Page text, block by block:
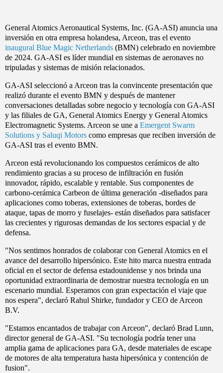
General Atomics Aeronautical Systems, Inc. (GA-ASI) anuncia una
inversión en otra empresa holandesa, Arceon, tras el evento
inaugural Blue Magic Netherlands (BMN) celebrado en noviembre
de 2024. GA-ASI es líder mundial en sistemas de aeronaves no
tripuladas y sistemas de misión relacionados.
GA-ASI seleccionó a Arceon tras la convincente presentación que
realizó durante el evento BMN y después de mantener
conversaciones detalladas sobre negocio y tecnología con GA-ASI
y las filiales de GA, General Atomics Energy y General Atomics
Electromagnetic Systems. Arceon se une a Emergent Swarm
Solutions y Saluqi Motors como empresas que reciben inversión de
GA-ASI tras el evento BMN.
Arceon está revolucionando los compuestos cerámicos de alto
rendimiento gracias a su proceso de infiltración en fusión
innovador, rápido, escalable y rentable. Sus componentes de
carbono-cerámica Carbeon de última generación -diseñados para
aplicaciones como toberas, extensiones de toberas, bordes de
ataque, tapas de morro y fuselajes- están diseñados para satisfacer
las crecientes y rigurosas demandas de los sectores espacial y de
defensa.
"Nos sentimos honrados de colaborar con General Atomics en el
avance del desarrollo hipersónico. Este hito marca nuestra entrada
oficial en el sector de defensa estadounidense y nos brinda una
oportunidad extraordinaria de demostrar nuestra tecnología en un
escenario mundial. Esperamos con gran expectación el viaje que
nos espera", declaró Rahul Shirke, fundador y CEO de Arceon
B.V.
"Estamos encantados de trabajar con Arceon", declaró Brad Lunn,
director general de GA-ASI. "Su tecnología podría tener una
amplia gama de aplicaciones para GA, desde materiales de escape
de motores de alta temperatura hasta hipersónica y contención de
fusion".